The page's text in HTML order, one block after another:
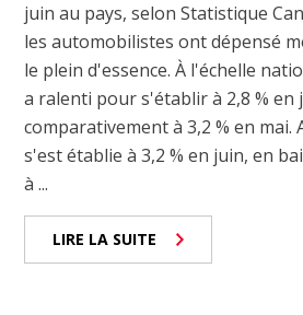
juin au pays, selon Statistique
les automobilistes ont dépensé
le plein d'essence. À l'échelle
a ralenti pour s'établir à 2,8 % en
comparativement à 3,2 % en mai.
s'est établie à 3,2 % en juin, en
à ...
LIRE LA SUITE